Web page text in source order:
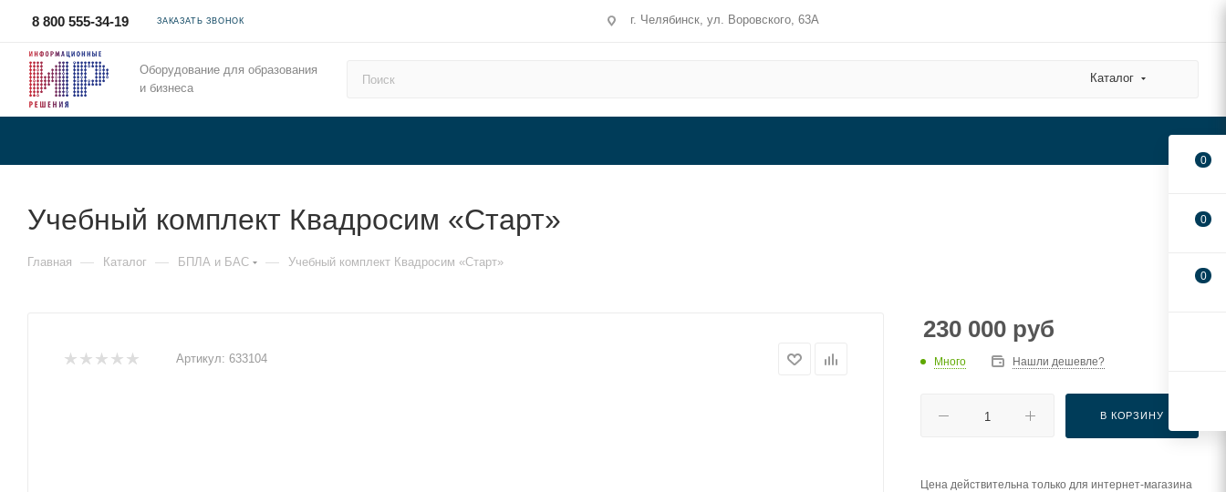
8 800 555-34-19 ЗАКАЗАТЬ ЗВОНОК г. Челябинск, ул. Воровского, 63А
Оборудование для образования
и бизнеса
Каталог
Учебный комплект Квадросим «Старт»
Главная — Каталог — БПЛА и БАС — Учебный комплект Квадросим «Старт»
Артикул: 633104
230 000 руб
Много Нашли дешевле?
В КОРЗИНУ
Цена действительна только для интернет-магазина
0
0
0